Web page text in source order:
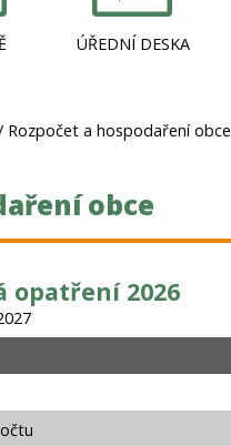
ÚŘEDNÍ DESKA
Rozpočet a hospodaření obce
obce
opatření 2026